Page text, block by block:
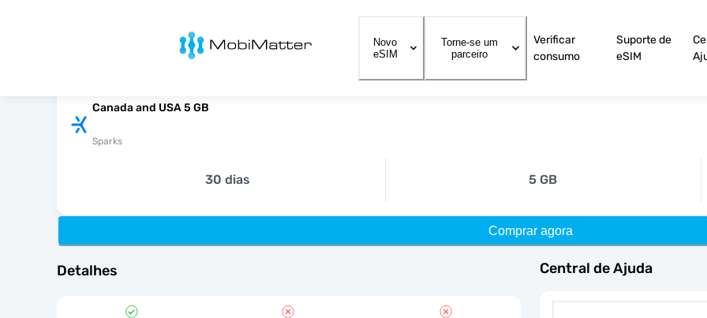
MobiMatter
Novo
eSIM
Torne-se um
parceiro
Verificar
consumo
Suporte de
eSIM
Canada and USA 5 GB
Sparks
30 dias 5 GB
Comprar agora
Detalhes Central de Ajuda